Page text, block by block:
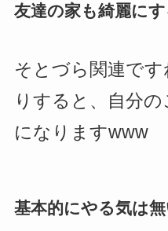
友達の家も綺麗にす
そとづら関連で
りすると、自分
になりますwww
基本的にやる気は